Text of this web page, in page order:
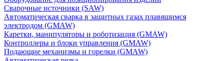
Сварочные источники (SAW)
Автоматическая сварка в защитных газах плавящимся
электродом (GMAW)
Каретки, манипуляторы и роботизация (GMAW)
Контроллеры и блоки управления (GMAW)
Подающие механизмы и горелки (GMAW)